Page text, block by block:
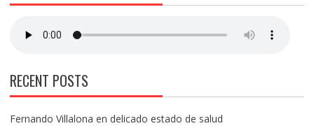
RECENT POSTS
Fernando Villalona en delicado estado de salud